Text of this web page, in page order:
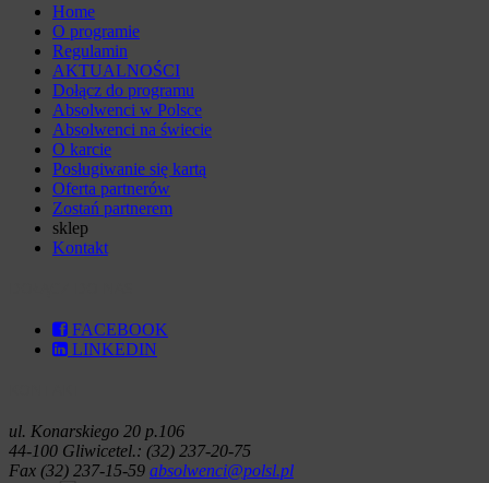
Home
O programie
Regulamin
AKTUALNOŚCI
Dołącz do programu
Absolwenci w Polsce
Absolwenci na świecie
O karcie
Posługiwanie się kartą
Oferta partnerów
Zostań partnerem
sklep
Kontakt
FACEBOOK
LINKEDIN
ul. Konarskiego 20 p.106
44-100 Gliwicetel.: (32) 237-20-75
Fax (32) 237-15-59 absolwenci@polsl.pl